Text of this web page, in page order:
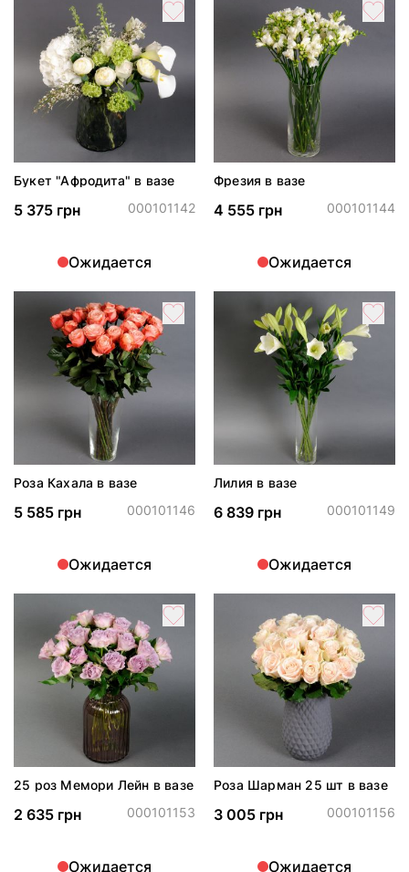
Букет "Афродита" в вазе
5 375 грн 000101142
Ожидается
Фрезия в вазе
4 555 грн 000101144
Ожидается
Роза Кахала в вазе
5 585 грн 000101146
Ожидается
Лилия в вазе
6 839 грн 000101149
Ожидается
25 роз Мемори Лейн в вазе
2 635 грн 000101153
Ожидается
Роза Шарман 25 шт в вазе
3 005 грн 000101156
Ожидается